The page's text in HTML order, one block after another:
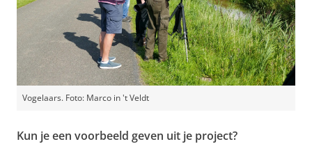
Vogelaars. Foto: Marco in 't Veldt
Kun je een voorbeeld geven uit je project?